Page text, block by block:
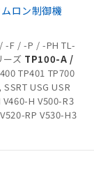
ロン制御機
-F / -P / -PH TL-
ーズ TP100-A /
TP401 TP700
USG USR
H V500-R3
RP V530-H3